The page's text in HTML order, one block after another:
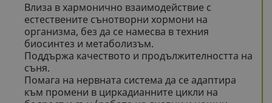
Влиза в хармонично взаимодействие с
естествените сънотворни хормони на
организма, без да се намесва в техния
биосинтез и метаболизъм.
Поддържа качеството и продължителността на
съня.
Помага на нервната система да се адаптира
към промени в циркадианните цикли на